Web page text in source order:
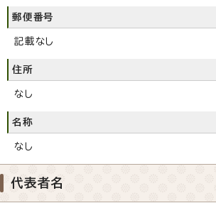
郵便番号
記載なし
住所
なし
名称
なし
代表者名